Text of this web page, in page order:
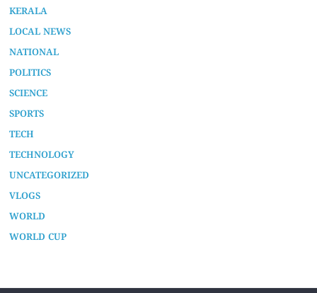
KERALA
LOCAL NEWS
NATIONAL
POLITICS
SCIENCE
SPORTS
TECH
TECHNOLOGY
UNCATEGORIZED
VLOGS
WORLD
WORLD CUP